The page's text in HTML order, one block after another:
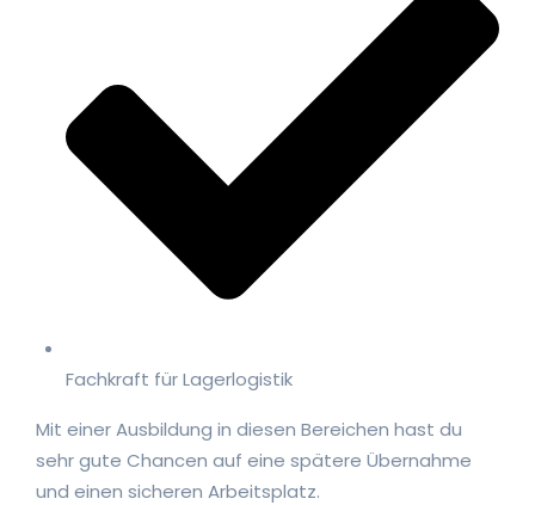
Fachkraft für Lagerlogistik
Mit einer Ausbildung in diesen Bereichen hast du
sehr gute Chancen auf eine spätere Übernahme
und einen sicheren Arbeitsplatz.